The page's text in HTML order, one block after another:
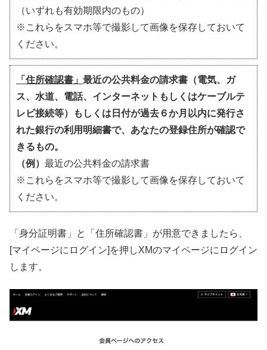
（いずれも有効期限内のもの）
※これらをスマホ等で撮影して画像を保存しておいて
ください。
「住所確認書」 最近の公共料金の請求書（電気、ガ
ス、水道、電話、インターネットもしくはケーブルテ
レビ接続等）もしくは日付が過去６か月以内に発行さ
れた銀行の利用明細書で、あなたの登録住所が確認で
きるもの。
（例） 最近の公共料金の請求書
※これらをスマホ等で撮影して画像を保存しておいて
ください。
「身分証明書」と「住所確認書」が用意できましたら、
[マイページにログイン]を押しXMのマイページにログイン
します。